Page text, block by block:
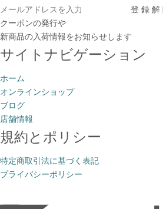
クーポンの発行や
新商品の入荷情報をお知らせします
サイトナビゲーション
ホーム
オンラインショップ
ブログ
店舗情報
規約とポリシー
特定商取引法に基づく表記
プライバシーポリシー